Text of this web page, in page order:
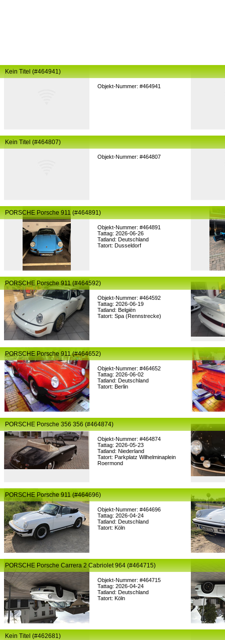
Objekt-Nummer: #464941
Kein Titel (#464941)
Objekt-Nummer: #464807
Kein Titel (#464807)
Objekt-Nummer: #464891
Tattag: 2026-06-26
Tatland: Deutschland
Tatort: Dusseldorf
PORSCHE Porsche 911 (#464891)
Objekt-Nummer: #464592
Tattag: 2026-06-19
Tatland: Belgiën
Tatort: Spa (Rennstrecke)
PORSCHE Porsche 911 (#464592)
Objekt-Nummer: #464652
Tattag: 2026-06-02
Tatland: Deutschland
Tatort: Berlin
PORSCHE Porsche 911 (#464652)
Objekt-Nummer: #464874
Tattag: 2026-05-23
Tatland: Niederland
Tatort: Parkplatz Wilhelminaplein
Roermond
PORSCHE Porsche 356 356 (#464874)
Objekt-Nummer: #464696
Tattag: 2026-04-24
Tatland: Deutschland
Tatort: Köln
PORSCHE Porsche 911 (#464696)
Objekt-Nummer: #464715
Tattag: 2026-04-24
Tatland: Deutschland
Tatort: Köln
PORSCHE Porsche Carrera 2 Cabriolet 964 (#464715)
Kein Titel (#462681)